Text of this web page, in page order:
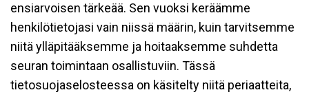
ensiarvoisen tärkeää. Sen vuoksi keräämme
henkilötietojasi vain niissä määrin, kuin tarvitsemme
niitä ylläpitääksemme ja hoitaaksemme suhdetta
seuran toimintaan osallistuviin. Tässä
tietosuojaselosteessa on käsitelty niitä periaatteita,